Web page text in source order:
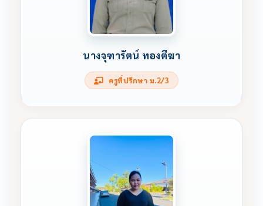
นางจุฑารัตน์ ทองตีฆา
ครูที่ปรึกษา ม.2/3